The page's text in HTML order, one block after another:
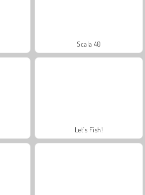
Scala 40
Let's Fish!